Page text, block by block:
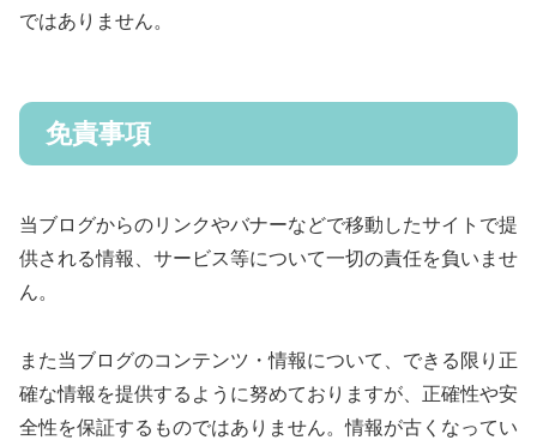
ではありません。
免責事項
当ブログからのリンクやバナーなどで移動したサイトで提
供される情報、サービス等について一切の責任を負いませ
ん。
また当ブログのコンテンツ・情報について、できる限り正
確な情報を提供するように努めておりますが、正確性や安
全性を保証するものではありません。情報が古くなってい